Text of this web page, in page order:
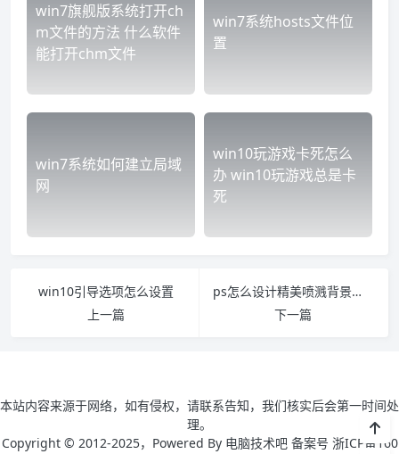
win7旗舰版系统打开ch
m文件的方法 什么软件
能打开chm文件
win7系统hosts文件位
置
win7系统如何建立局域
网
win10玩游戏卡死怎么
办 win10玩游戏总是卡
死
win10引导选项怎么设置
上一篇
ps怎么设计精美喷溅背景图片 ps怎么做喷溅效果
下一篇
本站内容来源于网络，如有侵权，请联系告知，我们核实后会第一时间处
理。
Copyright © 2012-2025，Powered By 电脑技术吧 备案号 浙ICP备160